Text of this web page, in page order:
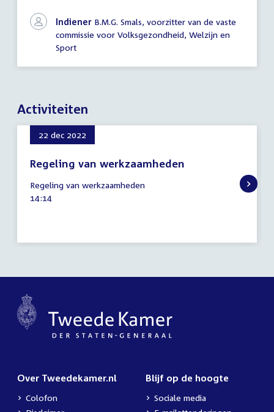
Indiener B.M.G. Smals, voorzitter van de vaste
commissie voor Volksgezondheid, Welzijn en
Sport
Activiteiten
22 dec 2022
Regeling van werkzaamheden
december
2022
Regeling van werkzaamheden
Tijd
14:14
Over Tweedekamer.nl
Colofon
Blijf op de hoogte
Sociale media